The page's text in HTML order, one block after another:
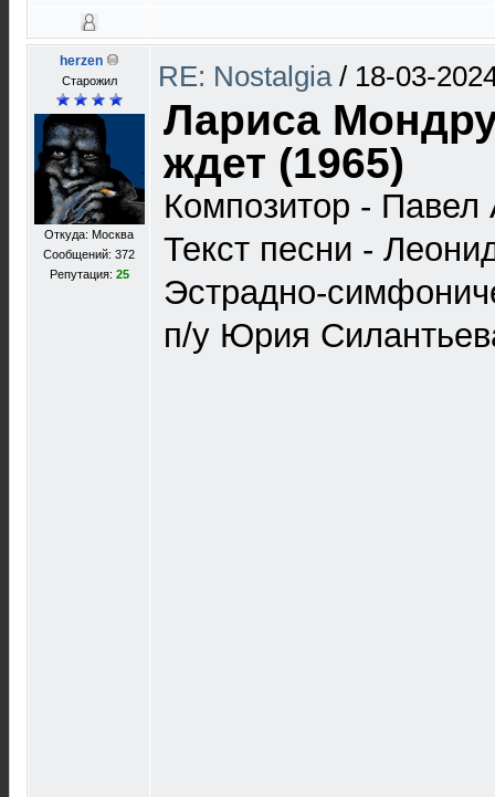
herzen
Старожил
Откуда: Москва
Сообщений: 372
Репутация: 25
RE: Nostalgia / 18-03-
Лариса
ждет (1965)
Композитор - Павел
Текст песни -
Эстрадно-
п/у Юрия